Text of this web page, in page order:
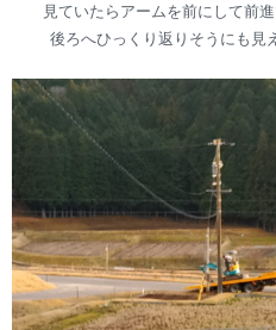
見ていたらアームを前にして前
後ろへひっくり返りそうにも見